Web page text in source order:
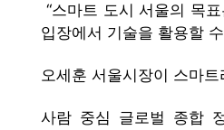
“스마트 도시 서울의 목
입장에서 기술을 활용할
오세훈 서울시장이 스마
사람 중심 글로벌 종합